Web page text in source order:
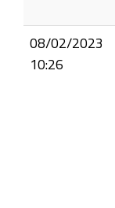
08/02/2023
10:26